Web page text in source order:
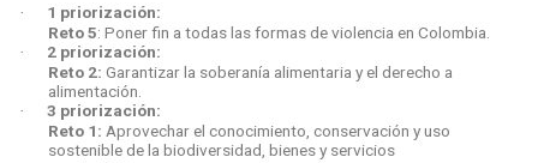
·
1 priorización:
Reto 5: Poner fin a todas las formas de violencia en Colombia.
·
2 priorización:
Reto 2: Garantizar la soberanía alimentaria y el derecho a
alimentación.
·
3 priorización:
Reto 1: Aprovechar el conocimiento, conservación y uso
sostenible de la biodiversidad, bienes y servicios